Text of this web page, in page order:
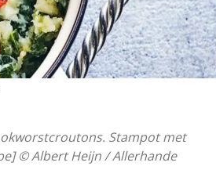
Stampot met
© Albert Heijn / Allerhande